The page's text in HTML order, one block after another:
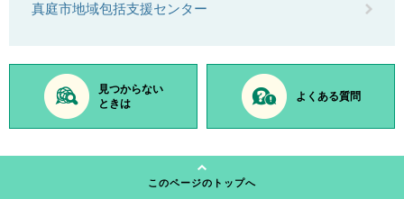
真庭市地域包括支援センター
見つからない
ときは
よくある質問
このページのトップへ